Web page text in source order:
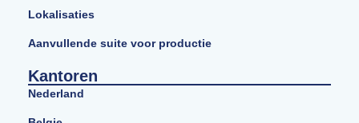
Lokalisaties
Aanvullende suite voor productie
Kantoren
Nederland